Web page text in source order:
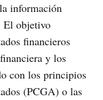
información
El objetivo
financieros
y los
con los principios
(PCGA) o las